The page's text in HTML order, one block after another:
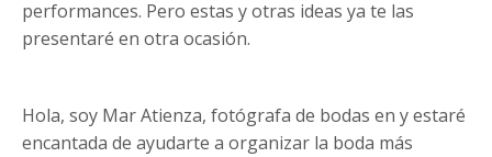
performances. Pero estas y otras ideas ya te las
presentaré en otra ocasión.
Hola, soy Mar Atienza, fotógrafa de bodas en y estaré
encantada de ayudarte a organizar la boda más